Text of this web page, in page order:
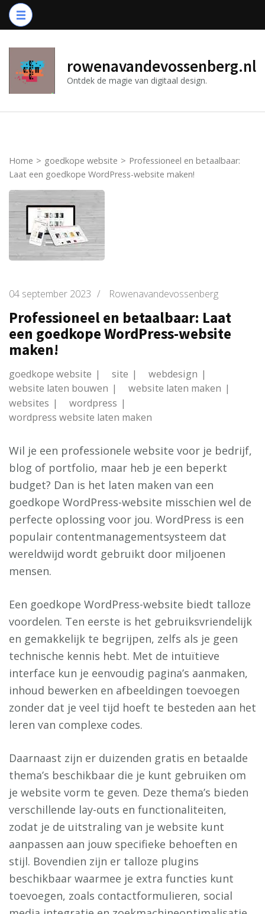
Ga
naar
(druk
Enter)
rowenavandevossenberg.nl
Ontdek de magie van digitaal design.
Home > goedkope website > Professioneel en betaalbaar:
Laat een goedkope WordPress-website maken!
04 september 2023 / Rowenavandevossenberg
Professioneel en betaalbaar: Laat
een goedkope WordPress-website
maken!
goedkope website site
webdesign
website laten bouwen
website laten maken
websites
wordpress
wordpress website laten maken
Wil je een professionele website voor je bedrijf,
blog of portfolio, maar heb je een beperkt
budget? Dan is het laten maken van een
goedkope WordPress-website misschien wel de
perfecte oplossing voor jou. WordPress is een
populair contentmanagementsysteem dat
wereldwijd wordt gebruikt door miljoenen
mensen.
Een goedkope WordPress-website biedt talloze
voordelen. Ten eerste is het gebruiksvriendelijk
en gemakkelijk te begrijpen, zelfs als je geen
technische kennis hebt. Met de intuïtieve
interface kun je eenvoudig pagina’s aanmaken,
inhoud bewerken en afbeeldingen toevoegen
zonder dat je veel tijd hoeft te besteden aan het
leren van complexe codes.
Daarnaast zijn er duizenden gratis en betaalde
thema’s beschikbaar die je kunt gebruiken om
je website vorm te geven. Deze thema’s bieden
verschillende lay-outs en functionaliteiten,
zodat je de uitstraling van je website kunt
aanpassen aan jouw specifieke behoeften en
stijl. Bovendien zijn er talloze plugins
beschikbaar waarmee je extra functies kunt
toevoegen, zoals contactformulieren, social